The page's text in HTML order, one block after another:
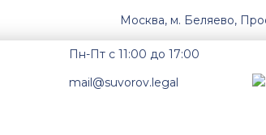
Москва, м. Беляево,
Пн-Пт с 11:00 до 17:00
mail@suvorov.legal